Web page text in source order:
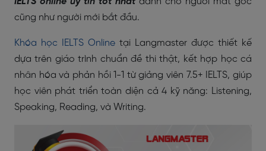
cũng như người mới bắt đầu.
Khóa học IELTS Online tại Langmaster được thiết kế
dựa trên giáo trình chuẩn đề thi thật, kết hợp học cá
nhân hóa và phản hồi 1-1 từ giảng viên 7.5+ IELTS, giúp
học viên phát triển toàn diện cả 4 kỹ năng: Listening,
Speaking, Reading, và Writing.